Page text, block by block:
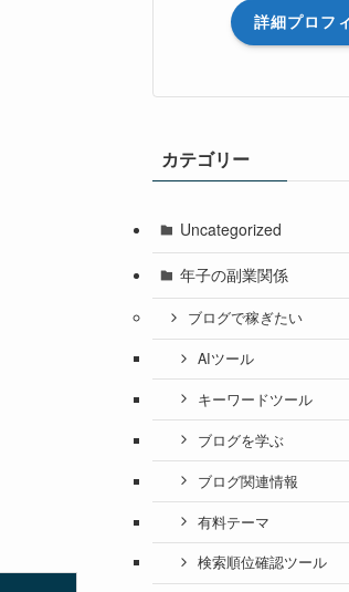
詳細プロフ
カテゴリー
Uncategorized
年子の副業関係
ブログで稼ぎたい
AIツール
キーワードツール
ブログを学ぶ
ブログ関連情報
有料テーマ
検索順位確認ツール